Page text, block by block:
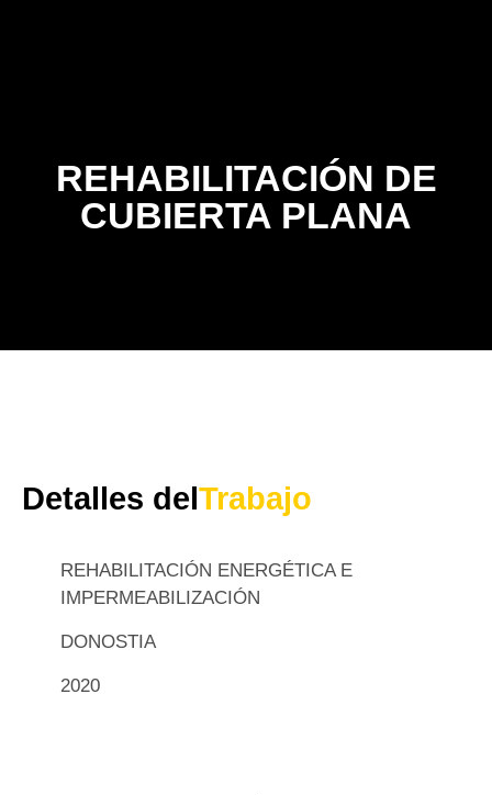
REHABILITACIÓN DE
CUBIERTA PLANA
Detalles delTrabajo
REHABILITACIÓN ENERGÉTICA E
IMPERMEABILIZACIÓN
DONOSTIA
2020